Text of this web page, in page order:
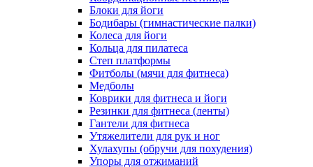
Блоки для йоги
Бодибары (гимнастические палки)
Колеса для йоги
Кольца для пилатеса
Степ платформы
Фитболы (мячи для фитнеса)
Медболы
Коврики для фитнеса и йоги
Резинки для фитнеса (ленты)
Гантели для фитнеса
Утяжелители для рук и ног
Хулахупы (обручи для похудения)
Упоры для отжиманий